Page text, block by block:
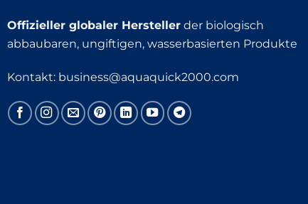
Offizieller globaler Herstellerder biologisch
abbaubaren, ungiftigen, wasserbasierten Produkte
Kontakt: business@aquaquick2000.com